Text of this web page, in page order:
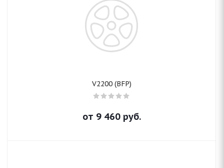
V2200 (BFP)
от 9 460руб.